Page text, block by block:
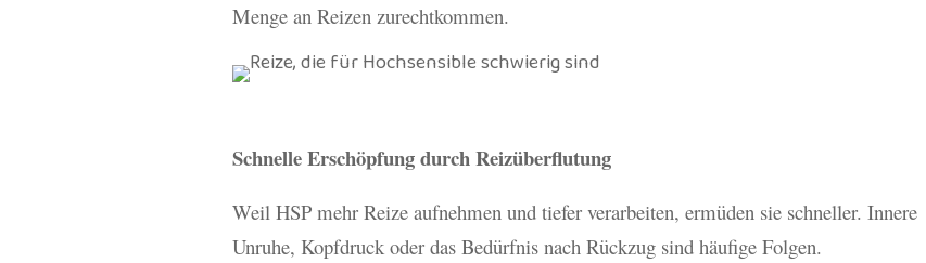
Menge an Reizen zurechtkommen.
Schnelle Erschöpfung durch Reizüberflutung
Weil HSP mehr Reize aufnehmen und tiefer verarbeiten, ermüden sie schneller. Innere
Unruhe, Kopfdruck oder das Bedürfnis nach Rückzug sind häufige Folgen.